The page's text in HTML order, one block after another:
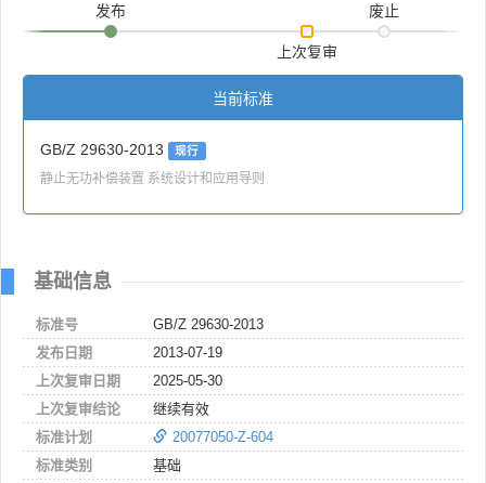
发布
上次复审
废止
当前标准
GB/Z 29630-2013 现行
静止无功补偿装置 系统设计和应用导则
基础信息
标准号
GB/Z 29630-2013
发布日期
2013-07-19
上次复审日期
2025-05-30
上次复审结论
继续有效
标准计划
20077050-Z-604
标准类别
基础